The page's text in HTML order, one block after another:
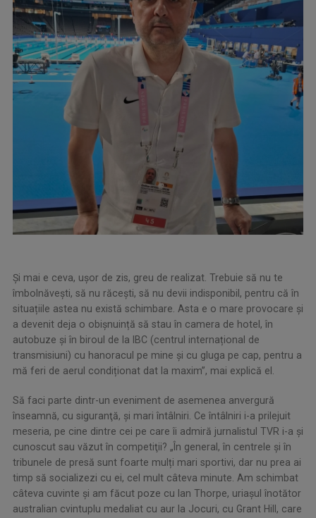
Și mai e ceva, ușor de zis, greu de realizat. Trebuie să nu te
îmbolnăvești, să nu răcești, să nu devii indisponibil, pentru că în
situațiile astea nu există schimbare. Asta e o mare provocare și
a devenit deja o obișnuință să stau în camera de hotel, în
autobuze și în biroul de la IBC (centrul internațional de
transmisiuni) cu hanoracul pe mine și cu gluga pe cap, pentru a
mă feri de aerul condiționat dat la maxim”, mai explică el.
Să faci parte dintr-un eveniment de asemenea anvergură
înseamnă, cu siguranţă, şi mari întâlniri. Ce întâlniri i-a prilejuit
meseria, pe cine dintre cei pe care îi admiră jurnalistul TVR i-a şi
cunoscut sau văzut în competiţii? „În general, în centrele și în
tribunele de presă sunt foarte mulți mari sportivi, dar nu prea ai
timp să socializezi cu ei, cel mult câteva minute. Am schimbat
câteva cuvinte și am făcut poze cu Ian Thorpe, uriașul înotător
australian cvintuplu medaliat cu aur la Jocuri, cu Grant Hill, care